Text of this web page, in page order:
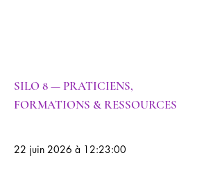
SILO 8 — PRATICIENS,
FORMATIONS & RESSOURCES
22 juin 2026 à 12:23:00